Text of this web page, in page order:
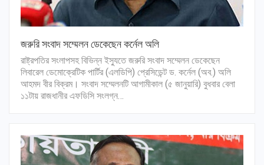
জরুরি সংবাদ সম্মেলন ডেকেছেন কর্নেল অলি
রাষ্ট্রপতির সংলাপসহ বিভিন্ন ইস্যুতে জরুরি সংবাদ সম্মেলন ডেকেছেন
লিবারেল ডেমোক্রেটিক পার্টির (এলডিপি) প্রেসিডেন্ট ড. কর্নেল (অব.) অলি
আহমদ বীর বিক্রম। সংবাদ সম্মেলনটি আগামীকাল (৫ জানুয়ারি) বুধবার বেলা
১১টায় রাজধানীর এফডিসি সংলগ্ন…